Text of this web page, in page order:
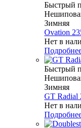
Быстрый
Зимняя
Ovation
Нет в
Быстрый
Зимняя
GT Radial
Нет в